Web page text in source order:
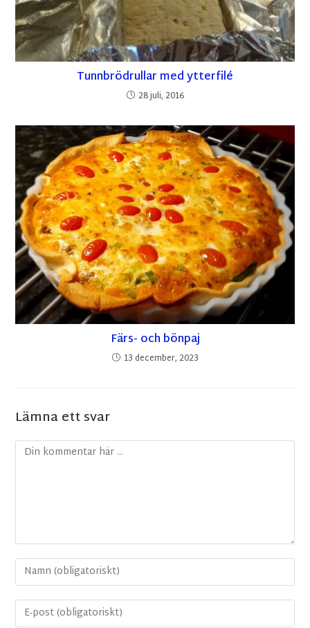
Tunnbrödrullar med ytterfilé
28 juli, 2016
Färs- och bönpaj
13 december, 2023
Lämna ett svar